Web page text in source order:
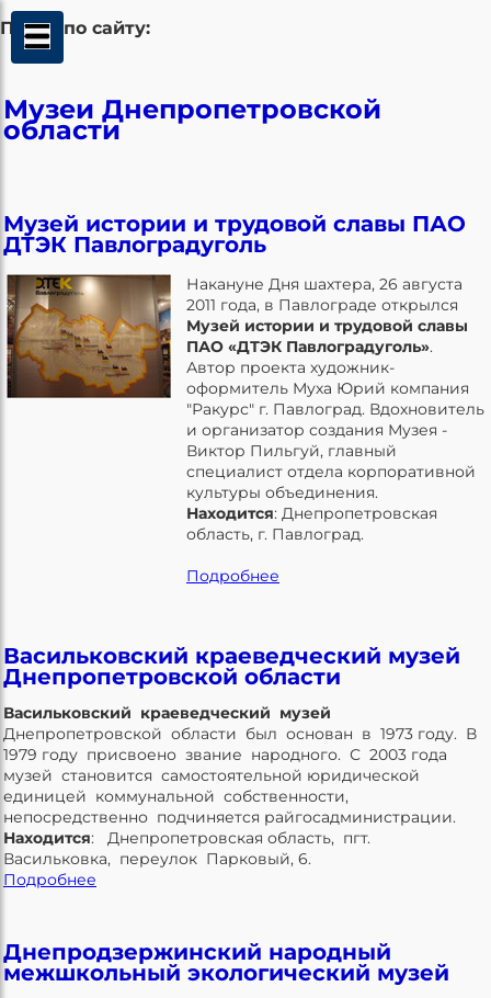
Поиск по сайту:
Музеи Днепропетровской
области
Музей истории и трудовой славы ПАО
ДТЭК Павлоградуголь
Накануне Дня шахтера, 26 августа
2011 года, в Павлограде открылся
Музей истории и трудовой славы
ПАО «ДТЭК Павлоградуголь».
Автор проекта художник-
оформитель Муха Юрий компания
"Ракурс" г. Павлоград. Вдохновитель
и организатор создания Музея -
Виктор Пильгуй, главный
специалист отдела корпоративной
культуры объединения.
Находится: Днепропетровская
область, г. Павлоград.
Подробнее
Васильковский краеведческий музей
Днепропетровской области
Васильковский краеведческий музей
Днепропетровской области был основан в 1973 году. В
1979 году присвоено звание народного. С 2003 года
музей становится самостоятельной юридической
единицей коммунальной собственности,
непосредственно подчиняется райгосадминистрации.
Находится: Днепропетровская область, пгт.
Васильковка, переулок Парковый, 6.
Подробнее
Днепродзержинский народный
межшкольный экологический музей